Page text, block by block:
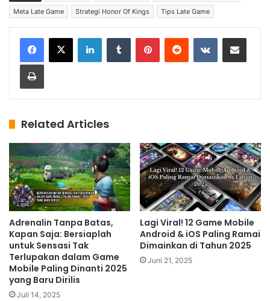
Meta Late Game
Strategi Honor Of Kings Tips Late Game
Related Articles
Adrenalin Tanpa Batas,
Kapan Saja: Bersiaplah
untuk Sensasi Tak
Terlupakan dalam Game
Mobile Paling Dinanti 2025
yang Baru Dirilis
Juli 14, 2025
Lagi Viral! 12 Game Mobile
Android & iOS Paling Ramai
Dimainkan di Tahun 2025
Juni 21, 2025